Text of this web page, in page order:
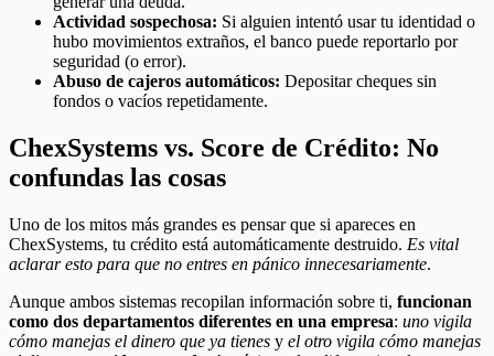
Actividad sospechosa: Si alguien intentó usar tu identidad o
hubo movimientos extraños, el banco puede reportarlo por
seguridad (o error).
Abuso de cajeros automáticos: Depositar cheques sin
fondos o vacíos repetidamente.
ChexSystems vs. Score de Crédito: No
confundas las cosas
Uno de los mitos más grandes es pensar que si apareces en
ChexSystems, tu crédito está automáticamente destruido. Es vital
aclarar esto para que no entres en pánico innecesariamente.
Aunque ambos sistemas recopilan información sobre ti, funcionan
como dos departamentos diferentes en una empresa: uno vigila
cómo manejas el dinero que ya tienes y el otro vigila cómo manejas